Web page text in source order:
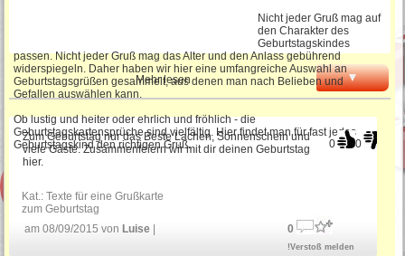
Geburtstagseinladung
Lustige Geburtstagsgedichte
SMS Geburtstagssprüche
Geburtstag
Nicht jeder Gruß mag auf
den Charakter des
Geburtstagskindes
passen. Nicht jeder Gruß mag das Alter und den Anlass gebührend
widerspiegeln. Daher haben wir hier eine umfangreiche Auswahl an
Geburtstagsgrüßen gesammelt, aus denen man nach Belieben und
Gefallen auswählen kann.
Ob lustig und heiter oder ehrlich und fröhlich - die
Geburtstagskartensprüche sind vielfältig. Hier findet man für fast jedes
Geburtstagskind den richtigen Gruß.
Mehr lesen ▼
0 0
Zum Geburtstag nur das Beste Lachen, Sonnenschein und
viele Gäste. Zusammenfeiern wir mit dir deinen Geburtstag
hier.
Kat.:Texte für eine Grußkarte
zum Geburtstag
am 08/09/2015 von Luise 0
!Verstoß melden